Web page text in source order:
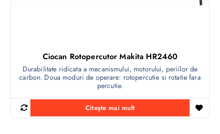
Ciocan Rotopercutor Makita HR2460
Durabilitate ridicata a mecanismului, motorului, periilor de
carbon. Doua moduri de operare: rotopercutie si rotatie fara
percutie.
Citește mai mult